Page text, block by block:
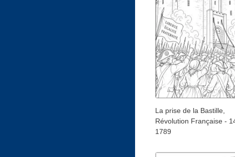
La prise de la Bastille,
Révolution Française -
1789